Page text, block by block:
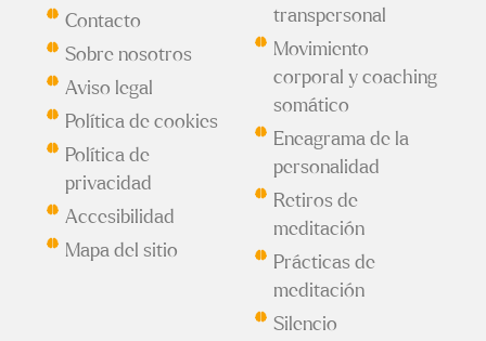
Contacto
Sobre nosotros
Aviso legal
Política de cookies
Política de
privacidad
Accesibilidad
Mapa del sitio
transpersonal
Movimiento
corporal y coaching
somático
Eneagrama de la
personalidad
Retiros de
meditación
Prácticas de
meditación
Silencio